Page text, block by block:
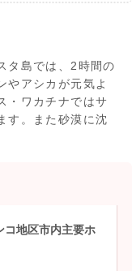
タ島では、2時間の
やアシカが元気よ
・ワカチナではサ
す。また砂漠に沈
コ地区市内主要ホ